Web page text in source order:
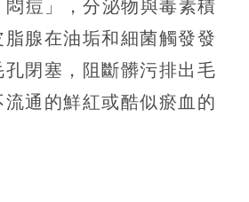
悶痘」，分泌物與毒素積
腺在油垢和細菌觸發發
閉塞，阻斷髒污排出毛
通的鮮紅或酷似瘀血的